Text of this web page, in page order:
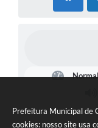
Prefeitura Municipal de
cookies: nosso site usa